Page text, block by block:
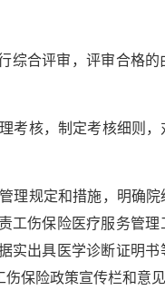
合评审，评审合格的
考核，制定考核细则
理规定和措施，明确
工伤保险医疗服务管
实出具医学诊断证明
保险政策宣传栏和意见